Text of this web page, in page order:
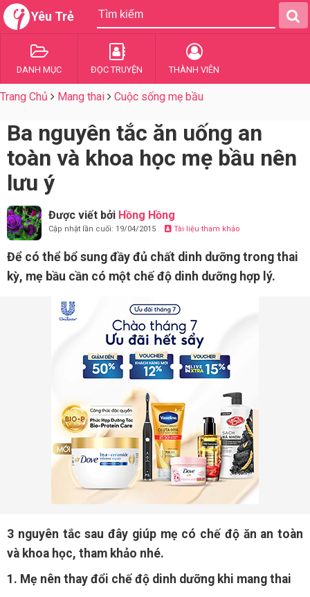
Yêu Trẻ
DANH MỤC ĐỌC TRUYỆN THÀNH VIÊN
Trang Chủ Mang thai Cuộc sống mẹ bầu
Ba nguyên tắc ăn uống an
toàn và khoa học mẹ bầu nên
lưu ý
Được viết bởi Hồng Hồng
Cập nhật lần cuối: 19/04/2015 Tài liệu tham khảo
Để có thể bổ sung đầy đủ chất dinh dưỡng trong thai
kỳ, mẹ bầu cần có một chế độ dinh dưỡng hợp lý.
3 nguyên tắc sau đây giúp mẹ có chế độ ăn an toàn
và khoa học, tham khảo nhé.
1. Mẹ nên thay đổi chế độ dinh dưỡng khi mang thai